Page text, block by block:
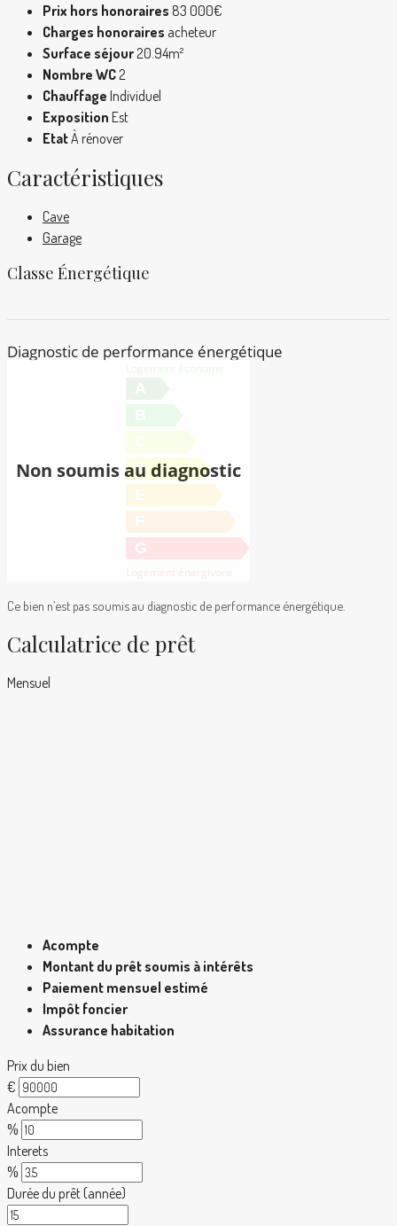
Prix hors honoraires 83 000€
Charges honoraires acheteur
Surface séjour20.94m²
Nombre WC2
Chauffage Individuel
Exposition Est
EtatÀ rénover
Caractéristiques
Cave
Garage
Classe Énergétique
Diagnostic de performance énergétique
D
E
G
Logement énergivore
Non soumis au diagnostic
Ce bien n’est pas soumis au diagnostic de performance énergétique.
Calculatrice de prêt
Mensuel
Acompte
Montant du prêt soumis à intérêts
Paiement mensuel estimé
Impôt foncier
Assurance habitation
Prix du bien
€
Acompte
%
Interets
%
Durée du prêt (année)